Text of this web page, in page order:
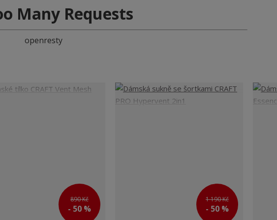
Many Requests
openresty
890 Kč
- 50 %
1 190 Kč
- 50 %